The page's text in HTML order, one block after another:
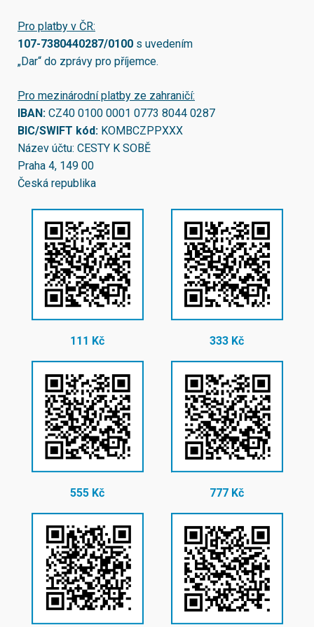
Pro platby v ČR:
107-7380440287/0100 s uvedením
„Dar“ do zprávy pro příjemce.
Pro mezinárodní platby ze zahraničí:
IBAN: CZ40 0100 0001 0773 8044 0287
BIC/SWIFT kód: KOMBCZPPXXX
Název účtu: CESTY K SOBĚ
Praha 4, 149 00
Česká republika
111 Kč 333 Kč
555 Kč 777 Kč